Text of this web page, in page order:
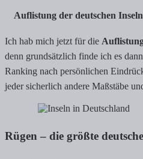
Auflistung der deutschen
Ich hab mich jetzt für die
denn grundsätzlich finde ich es
Ranking nach persönlichen
jeder sicherlich andere Maßstäbe
Rügen – die größte